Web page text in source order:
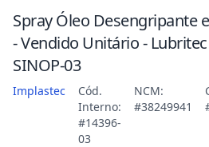
Spray Óleo Desengripante
- Vendido Unitário - Lubritec
SINOP-03
Implastec
Cód.
Interno:
#14396-
03
NCM:
#38249941